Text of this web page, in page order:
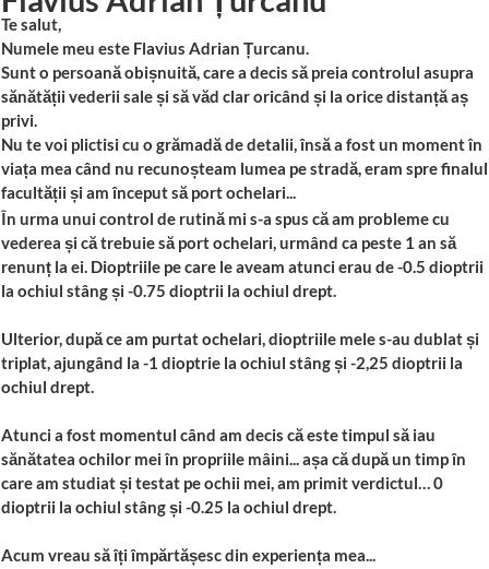
Te salut,
Numele meu este Flavius Adrian Țurcanu.
Sunt o persoană obișnuită, care a decis să preia controlul asupra
sănătății vederii sale și să văd clar oricând și la orice distanță aș
privi.
Nu te voi plictisi cu o grămadă de detalii, însă a fost un moment în
viața mea când nu recunoșteam lumea pe stradă, eram spre finalul
facultății și am început să port ochelari...
În urma unui control de rutină mi s-a spus că am probleme cu
vederea și că trebuie să port ochelari, urmând ca peste 1 an să
renunț la ei. Dioptriile pe care le aveam atunci erau de -0.5 dioptrii
la ochiul stâng și -0.75 dioptrii la ochiul drept.
Ulterior, după ce am purtat ochelari, dioptriile mele s-au dublat și
triplat, ajungând la -1 dioptrie la ochiul stâng și -2,25 dioptrii la
ochiul drept.
Atunci a fost momentul când am decis că este timpul să iau
sănătatea ochilor mei în propriile mâini... așa că după un timp în
care am studiat și testat pe ochii mei, am primit verdictul… 0
dioptrii la ochiul stâng și -0.25 la ochiul drept.
Acum vreau să îți împărtășesc din experiența mea...